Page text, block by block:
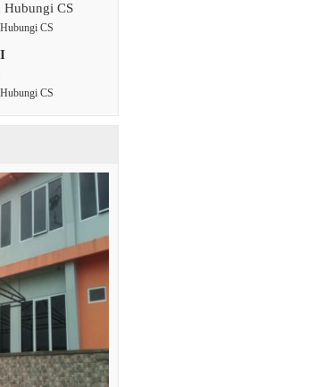
Hubungi CS
CS
CS